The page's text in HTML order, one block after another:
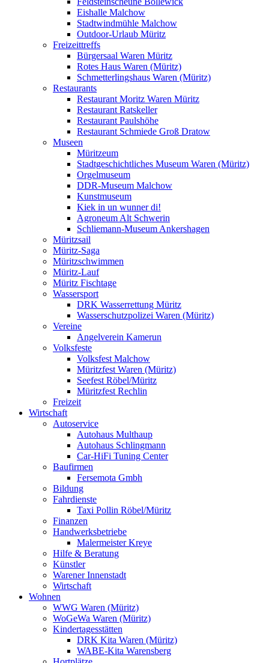
Eishalle Malchow
Stadtwindmühle Malchow
Outdoor-Urlaub Müritz
Freizeittreffs
Bürgersaal Waren Müritz
Rotes Haus Waren (Müritz)
Schmetterlingshaus Waren (Müritz)
Restaurants
Restaurant Moritz Waren Müritz
Restaurant Ratskeller
Restaurant Paulshöhe
Restaurant Schmiede Groß Dratow
Museen
Müritzeum
Stadtgeschichtliches Museum Waren (Müritz)
Orgelmuseum
DDR-Museum Malchow
Kunstmuseum
Kiek in un wunner di!
Agroneum Alt Schwerin
Schliemann-Museum Ankershagen
Müritzsail
Müritz-Saga
Müritzschwimmen
Müritz-Lauf
Müritz Fischtage
Wassersport
DRK Wasserrettung Müritz
Wasserschutzpolizei Waren (Müritz)
Vereine
Angelverein Kamerun
Volksfeste
Volksfest Malchow
Müritzfest Waren (Müritz)
Seefest Röbel/Müritz
Müritzfest Rechlin
Freizeit
Wirtschaft
Autoservice
Autohaus Multhaup
Autohaus Schlingmann
Car-HiFi Tuning Center
Baufirmen
Fersemota Gmbh
Bildung
Fahrdienste
Taxi Pollin Röbel/Müritz
Finanzen
Handwerksbetriebe
Malermeister Kreye
Hilfe & Beratung
Künstler
Warener Innenstadt
Wirtschaft
Wohnen
WWG Waren (Müritz)
WoGeWa Waren (Müritz)
Kindertagesstätten
DRK Kita Waren (Müritz)
WABE-Kita Warensberg